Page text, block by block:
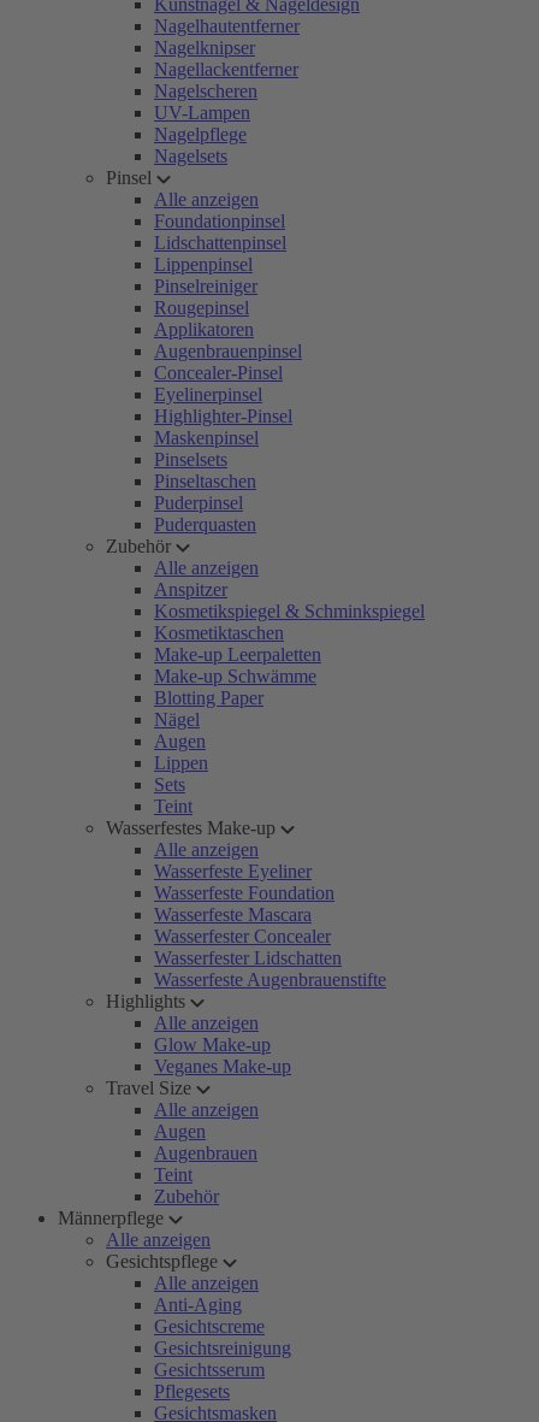
Kunstnägel & Nageldesign
Nagelhautentferner
Nagelknipser
Nagellackentferner
Nagelscheren
UV-Lampen
Nagelpflege
Nagelsets
Pinsel
Alle anzeigen
Foundationpinsel
Lidschattenpinsel
Lippenpinsel
Pinselreiniger
Rougepinsel
Applikatoren
Augenbrauenpinsel
Concealer-Pinsel
Eyelinerpinsel
Highlighter-Pinsel
Maskenpinsel
Pinselsets
Pinseltaschen
Puderpinsel
Puderquasten
Zubehör
Alle anzeigen
Anspitzer
Kosmetikspiegel & Schminkspiegel
Kosmetiktaschen
Make-up Leerpaletten
Make-up Schwämme
Blotting Paper
Nägel
Augen
Lippen
Sets
Teint
Wasserfestes Make-up
Alle anzeigen
Wasserfeste Eyeliner
Wasserfeste Foundation
Wasserfeste Mascara
Wasserfester Concealer
Wasserfester Lidschatten
Wasserfeste Augenbrauenstifte
Highlights
Alle anzeigen
Glow Make-up
Veganes Make-up
Travel Size
Alle anzeigen
Augen
Augenbrauen
Teint
Zubehör
Männerpflege
Alle anzeigen
Gesichtspflege
Alle anzeigen
Anti-Aging
Gesichtscreme
Gesichtsreinigung
Gesichtsserum
Pflegesets
Gesichtsmasken